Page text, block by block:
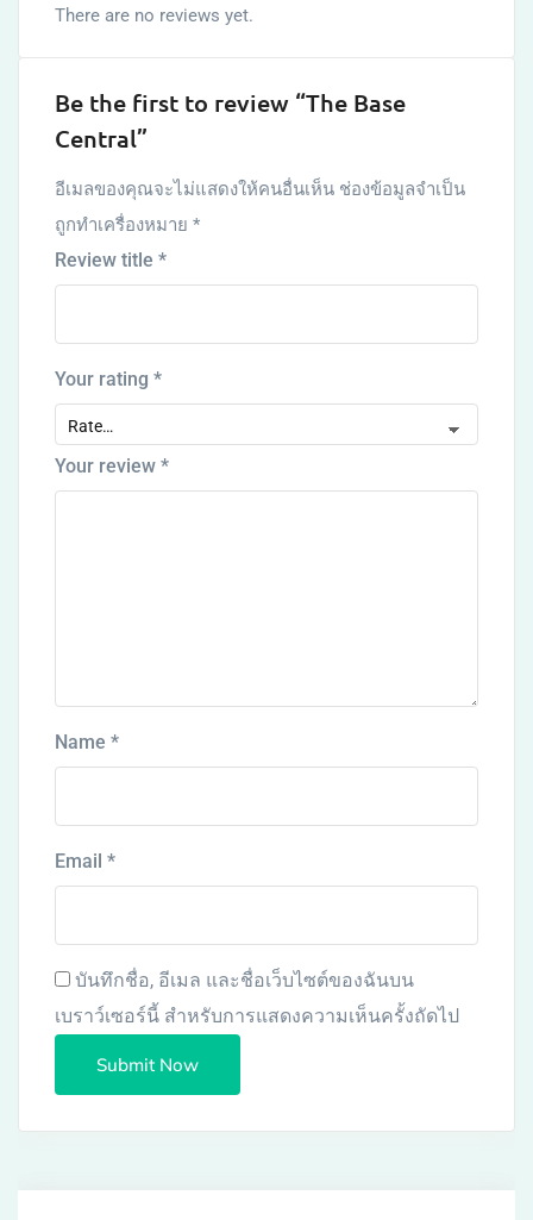
There are no reviews yet.
Be the first to review “The Base
Central”
อีเมลของคุณจะไม่แสดงให้คนอื่นเห็น ช่องข้อมูลจำเป็น
ถูกทำเครื่องหมาย *
Review title *
Your rating *
Your review *
Name *
Email *
บันทึกชื่อ, อีเมล และชื่อเว็บไซต์ของฉันบน
เบราว์เซอร์นี้ สำหรับการแสดงความเห็นครั้งถัดไป